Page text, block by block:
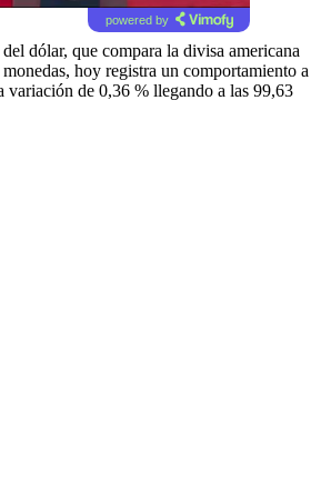
powered by
dólar, que compara la divisa americana
hoy registra un comportamiento a
variación de 0,36 % llegando a las 99,63